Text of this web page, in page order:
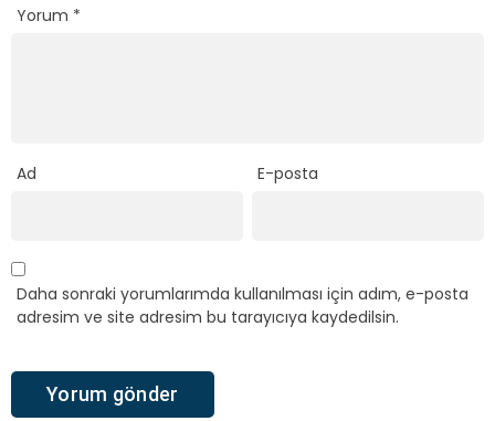
Yorum *
Ad E-posta
Daha sonraki yorumlarımda kullanılması için adım, e-posta
adresim ve site adresim bu tarayıcıya kaydedilsin.